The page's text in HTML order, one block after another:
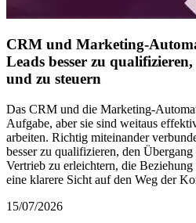
CRM und Marketing-
Leads besser zu
und zu steuern
Das CRM und die Marketing-
Aufgabe, aber sie sind weitaus
arbeiten. Richtig miteinander
besser zu qualifizieren, den
Vertrieb zu erleichtern, die
eine klarere Sicht auf den Weg der
15/07/2026